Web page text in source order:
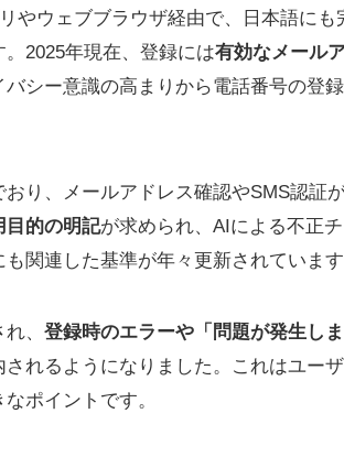
やウェブブラウザ経由で、日本語にも
2025年現在、登録には有効なメール
シー意識の高まりから電話番号の登
り、メールアドレス確認やSMS認証
目的の明記が求められ、AIによる不正
関連した基準が年々更新されています
、 登録時のエラーや「問題が発生し
れるようになりました。これはユー
ポイントです。